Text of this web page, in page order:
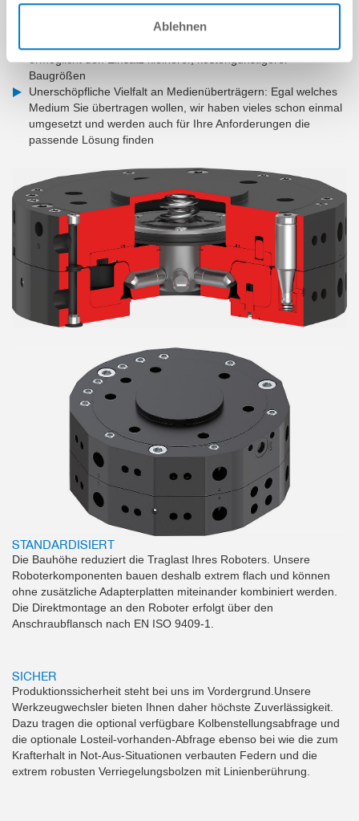
Ablehnen
Extrem flach bauend: Diese Bauweise reduziert die
ermöglicht den Einsatz kleinerer, kostengünstigerer
Baugrößen
Unerschöpfliche Vielfalt an Medienüberträgern: Egal welches
Medium Sie übertragen wollen, wir haben vieles schon einmal
umgesetzt und werden auch für Ihre Anforderungen die
passende Lösung finden
STANDARDISIERT
Die Bauhöhe reduziert die Traglast Ihres Roboters. Unsere
Roboterkomponenten bauen deshalb extrem flach und können
ohne zusätzliche Adapterplatten miteinander kombiniert werden.
Die Direktmontage an den Roboter erfolgt über den
Anschraubflansch nach EN ISO 9409-1.
SICHER
Produktionssicherheit steht bei uns im Vordergrund.Unsere
Werkzeugwechsler bieten Ihnen daher höchste Zuverlässigkeit.
Dazu tragen die optional verfügbare Kolbenstellungsabfrage und
die optionale Losteil-vorhanden-Abfrage ebenso bei wie die zum
Krafterhalt in Not-Aus-Situationen verbauten Federn und die
extrem robusten Verriegelungsbolzen mit Linienberührung.